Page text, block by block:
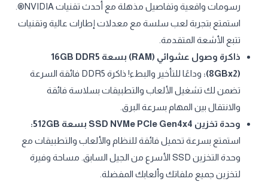
رسومات واقعية وتفاصيل مذهلة مع أحدث تقنيات NVIDIA®.
استمتع بتجربة لعب سلسة مع معدلات إطارات عالية وتقنيات
تتبع الأشعة المتقدمة.
ذاكرة وصول عشوائي (RAM) بسعة 16GB DDR5
(8GBx2):
وداعًا للتأخير والبطء! ذاكرة DDR5 فائقة السرعة
تضمن لك تشغيل الألعاب والتطبيقات بسلاسة فائقة
والانتقال بين المهام بسرعة البرق.
وحدة تخزين SSD NVMe PCIe Gen4x4 بسعة 512GB:
استمتع بسرعة تحميل فائقة للنظام والألعاب والتطبيقات مع
وحدة التخزين SSD الأسرع من الجيل السابق. مساحة وفيرة
لتخزين جميع ملفاتك وألعابك المفضلة.